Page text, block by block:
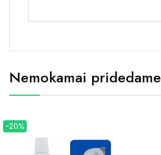
Nemokamai pridedame
-20%